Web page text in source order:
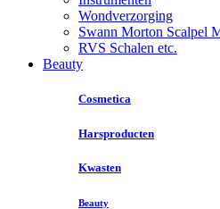
Wondverzorging
Swann Morton Scalpel
RVS Schalen etc.
Beauty
Cosmetica
Harsproducten
Kwasten
Beauty